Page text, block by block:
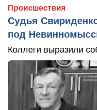
Происшествия
Судья
под
Коллеги выразили